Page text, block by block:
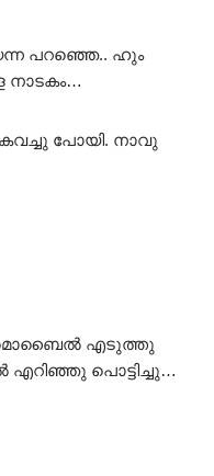
പറഞ്ഞെ.. ഹും
നാടകം…
പോയി. നാവു
എടുത്തു
എറിഞ്ഞു പൊട്ടിച്ചു…